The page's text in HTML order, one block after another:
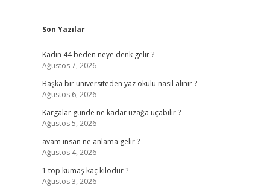
Sidebar
Son Yazılar
Kadın 44 beden neye denk gelir ?
Ağustos 7, 2026
Başka bir üniversiteden yaz okulu nasıl alınır ?
Ağustos 6, 2026
Kargalar günde ne kadar uzağa uçabilir ?
Ağustos 5, 2026
avam insan ne anlama gelir ?
Ağustos 4, 2026
1 top kumaş kaç kilodur ?
Ağustos 3, 2026